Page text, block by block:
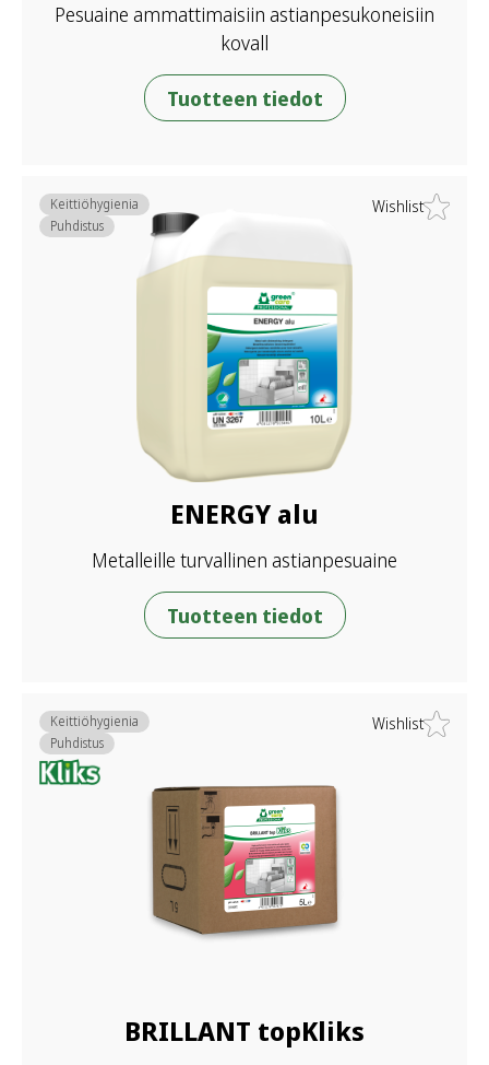
Pesuaine ammattimaisiin astianpesukoneisiin
kovall
Tuotteen tiedot
Wishlist
ENERGY alu
Metalleille turvallinen astianpesuaine
Keittiöhygienia
Puhdistus
Tuotteen tiedot
Wishlist
BRILLANT topKliks
Keittiöhygienia
Puhdistus